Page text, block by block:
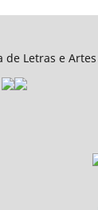
de Letras e